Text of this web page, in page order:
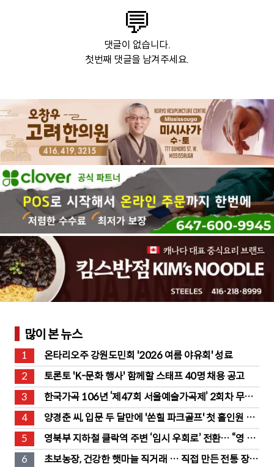
💬
댓글이 없습니다.
첫번째 댓글을 남겨주세요.
많이 본 뉴스
1
온타리오주 강원도민회 '2026 여름 야유회' 성료
2
토론토 'K-문화 행사' 함께할 스태프 40명 채용 공고
3
한국가곡 106년 ‘제47회 서울예술가곡제’ 2회차 무대
성황
4
양경춘 씨, 입문 두 달만에 '쏜힐 파크골프' 첫 홀인원 주
인공
5
영북부 지하철 클락역 주변 ‘임시 우회로’ 전환… “영 스
트리트 바뀐다”
6
초보농장, 건강한 햇마늘 직거래 … 직접 만든 전통 장류